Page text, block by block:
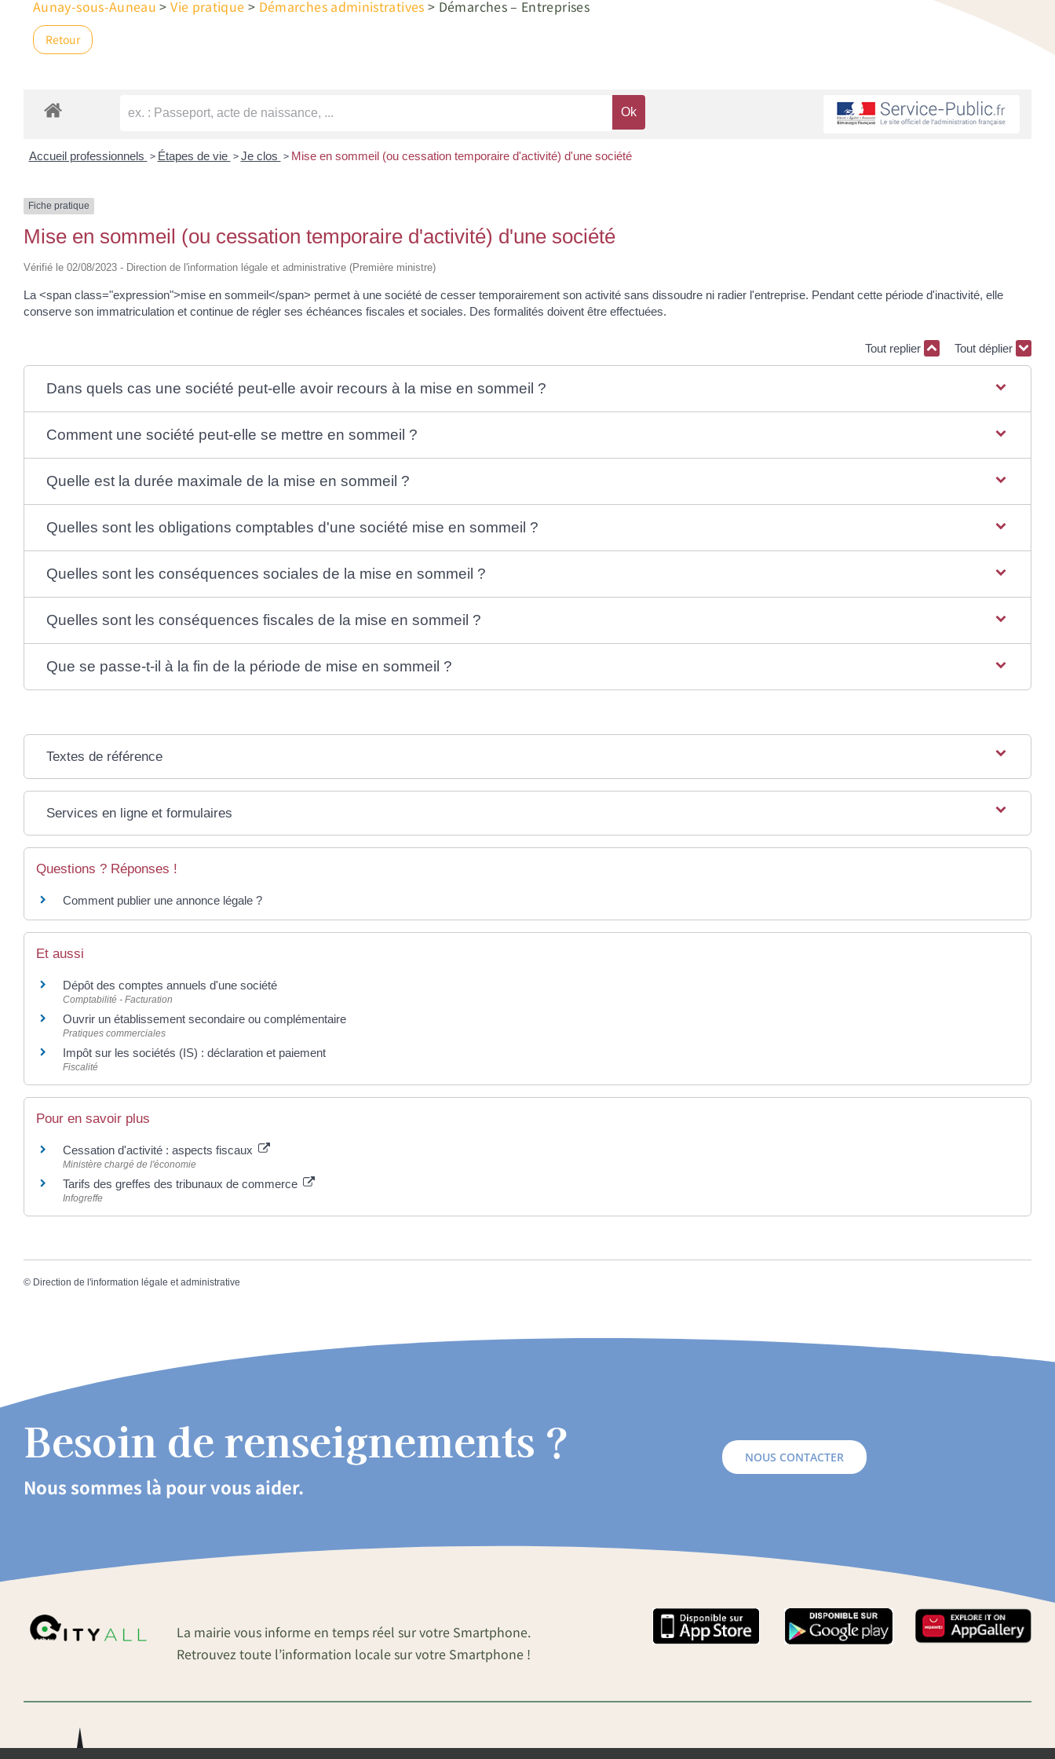
Aunay-sous-Auneau >Vie pratique > Démarches administratives > Démarches – Entreprises
Retour
Accueil professionnels > Étapes de vie > Je clos > Mise en sommeil (ou cessation temporaire d'activité) d'une société
Fiche pratique
Mise en sommeil (ou cessation temporaire d'activité) d'une société
Vérifié le 02/08/2023 - Direction de l'information légale et administrative (Première ministre)
La <span class="expression">mise en sommeil</span> permet à une société de cesser temporairement son activité sans dissoudre ni radier l'entreprise. Pendant cette période d'inactivité, elle
conserve son immatriculation et continue de régler ses échéances fiscales et sociales. Des formalités doivent être effectuées.
Tout replier Tout déplier
Dans quels cas une société peut-elle avoir recours à la mise en sommeil ?
Comment une société peut-elle se mettre en sommeil ?
Quelle est la durée maximale de la mise en sommeil ?
Quelles sont les obligations comptables d'une société mise en sommeil ?
Quelles sont les conséquences sociales de la mise en sommeil ?
Quelles sont les conséquences fiscales de la mise en sommeil ?
Que se passe-t-il à la fin de la période de mise en sommeil ?
Textes de référence
Services en ligne et formulaires
Questions ? Réponses !
Comment publier une annonce légale ?
Et aussi
Dépôt des comptes annuels d'une société
Comptabilité - Facturation
Ouvrir un établissement secondaire ou complémentaire
Pratiques commerciales
Impôt sur les sociétés (IS) : déclaration et paiement
Fiscalité
Pour en savoir plus
Cessation d'activité : aspects fiscaux
Ministère chargé de l'économie
Tarifs des greffes des tribunaux de commerce
Infogreffe
© Direction de l'information légale et administrative
Besoin de renseignements ?
Nous sommes là pour vous aider.
NOUS CONTACTER
La mairie vous informe en temps réel sur votre Smartphone.
Retrouvez toute l’information locale sur votre Smartphone !